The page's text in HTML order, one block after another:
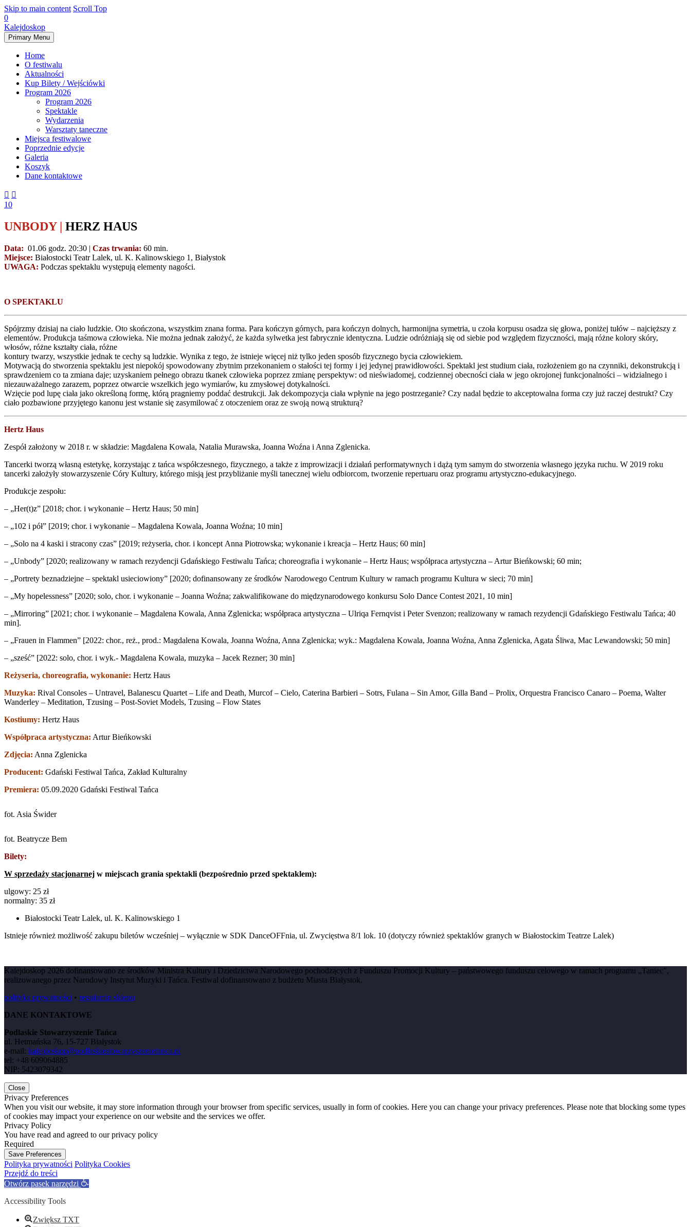
Skip to main content Scroll Top
0
Kalejdoskop
Primary Menu
Home
O festiwalu
Aktualności
Kup Bilety / Wejściówki
Program 2026
Program 2026
Spektakle
Wydarzenia
Warsztaty taneczne
Miejsca festiwalowe
Poprzednie edycje
Galeria
Koszyk
Dane kontaktowe
 
10
UNBODY | HERZ HAUS
Data: 01.06 godz. 20:30 | Czas trwania: 60 min.
Miejsce: Białostocki Teatr Lalek, ul. K. Kalinowskiego 1, Białystok
UWAGA: Podczas spektaklu występują elementy nagości.
O SPEKTAKLU
Spójrzmy dzisiaj na ciało ludzkie. Oto skończona, wszystkim znana forma. Para kończyn górnych, para kończyn dolnych, harmonijna symetria, u czoła korpusu osadza się głowa, poniżej tułów – najcięższy z
elementów. Produkcja taśmowa człowieka. Nie można jednak założyć, że każda sylwetka jest fabrycznie identyczna. Ludzie odróżniają się od siebie pod względem fizyczności, mają różne kolory skóry,
włosów, różne kształty ciała, różne
kontury twarzy, wszystkie jednak te cechy są ludzkie. Wynika z tego, że istnieje więcej niż tylko jeden sposób fizycznego bycia człowiekiem.
Motywacją do stworzenia spektaklu jest niepokój spowodowany zbytnim przekonaniem o stałości tej formy i jej jedynej prawidłowości. Spektakl jest studium ciała, rozłożeniem go na czynniki, dekonstrukcją i
sprawdzeniem co ta zmiana daje; uzyskaniem pełnego obrazu tkanek człowieka poprzez zmianę perspektyw: od nieświadomej, codziennej obecności ciała w jego okrojonej funkcjonalności – widzialnego i
niezauważalnego zarazem, poprzez otwarcie wszelkich jego wymiarów, ku zmysłowej dotykalności.
Wzięcie pod lupę ciała jako określoną formę, którą pragniemy poddać destrukcji. Jak dekompozycja ciała wpłynie na jego postrzeganie? Czy nadal będzie to akceptowalna forma czy już raczej destrukt? Czy
ciało pozbawione przyjętego kanonu jest wstanie się zasymilować z otoczeniem oraz ze swoją nową strukturą?
Hertz Haus
Zespół założony w 2018 r. w składzie: Magdalena Kowala, Natalia Murawska, Joanna Woźna i Anna Zglenicka.
Tancerki tworzą własną estetykę, korzystając z tańca współczesnego, fizycznego, a także z improwizacji i działań performatywnych i dążą tym samym do stworzenia własnego języka ruchu. W 2019 roku
tancerki założyły stowarzyszenie Córy Kultury, którego misją jest przybliżanie myśli tanecznej wielu odbiorcom, tworzenie repertuaru oraz programu artystyczno-edukacyjnego.
Produkcje zespołu:
– „Her(t)z” [2018; chor. i wykonanie – Hertz Haus; 50 min]
– „102 i pół” [2019; chor. i wykonanie – Magdalena Kowala, Joanna Woźna; 10 min]
– „Solo na 4 kaski i stracony czas” [2019; reżyseria, chor. i koncept Anna Piotrowska; wykonanie i kreacja – Hertz Haus; 60 min]
– „Unbody” [2020; realizowany w ramach rezydencji Gdańskiego Festiwalu Tańca; choreografia i wykonanie – Hertz Haus; współpraca artystyczna – Artur Bieńkowski; 60 min;
– „Portrety beznadziejne – spektakl usieciowiony” [2020; dofinansowany ze środków Narodowego Centrum Kultury w ramach programu Kultura w sieci; 70 min]
– „My hopelessness” [2020; solo, chor. i wykonanie – Joanna Woźna; zakwalifikowane do międzynarodowego konkursu Solo Dance Contest 2021, 10 min]
– „Mirroring” [2021; chor. i wykonanie – Magdalena Kowala, Anna Zglenicka; współpraca artystyczna – Ulriqa Fernqvist i Peter Svenzon; realizowany w ramach rezydencji Gdańskiego Festiwalu Tańca; 40
min].
– „Frauen in Flammen” [2022: chor., reż., prod.: Magdalena Kowala, Joanna Woźna, Anna Zglenicka; wyk.: Magdalena Kowala, Joanna Woźna, Anna Zglenicka, Agata Śliwa, Mac Lewandowski; 50 min]
– „sześć” [2022: solo, chor. i wyk.- Magdalena Kowala, muzyka – Jacek Rezner; 30 min]
Reżyseria, choreografia, wykonanie: Hertz Haus
Muzyka: Rival Consoles – Untravel, Balanescu Quartet – Life and Death, Murcof – Cielo, Caterina Barbieri – Sotrs, Fulana – Sin Amor, Gilla Band – Prolix, Orquestra Francisco Canaro – Poema, Walter
Wanderley – Meditation, Tzusing – Post-Soviet Models, Tzusing – Flow States
Kostiumy: Hertz Haus
Współpraca artystyczna: Artur Bieńkowski
Zdjęcia: Anna Zglenicka
Producent: Gdański Festiwal Tańca, Zakład Kulturalny
Premiera: 05.09.2020 Gdański Festiwal Tańca
fot. Asia Świder
fot. Beatrycze Bem
Bilety:
W sprzedaży stacjonarnej w miejscach grania spektakli (bezpośrednio przed spektaklem):
ulgowy: 25 zł
normalny: 35 zł
Białostocki Teatr Lalek, ul. K. Kalinowskiego 1
Istnieje również możliwość zakupu biletów wcześniej – wyłącznie w SDK DanceOFFnia, ul. Zwycięstwa 8/1 lok. 10 (dotyczy również spektaklów granych w Białostockim Teatrze Lalek)
Kalejdoskop 2026 dofinansowano ze środków Ministra Kultury i Dziedzictwa Narodowego pochodzących z Funduszu Promocji Kultury – państwowego funduszu celowego w ramach programu „Taniec”,
realizowanego przez Narodowy Instytut Muzyki i Tańca. Festiwal dofinansowano z budżetu Miasta Białystok.
polityka prywatności • regulamin sklepu
DANE KONTAKTOWE
Podlaskie Stowarzyszenie Tańca
ul. Hetmańska 76, 15-727 Białystok
e-mail: kalejdoskop@podlaskiestowarzyszenietanca.pl
tel: +48 609064885
NIP: 5423079342
Close
Privacy Preferences
When you visit our website, it may store information through your browser from specific services, usually in form of cookies. Here you can change your privacy preferences. Please note that blocking some types
of cookies may impact your experience on our website and the services we offer.
Privacy Policy
You have read and agreed to our privacy policy
Required
Save Preferences
Polityka prywatności Polityka Cookies
Przejdź do treści
Otwórz pasek narzędzi
Accessibility Tools
Zwiększ TXT